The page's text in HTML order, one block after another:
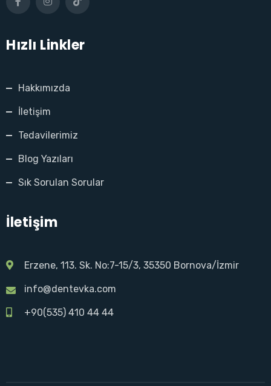
Hızlı Linkler
Hakkımızda
İletişim
Tedavilerimiz
Blog Yazıları
Sık Sorulan Sorular
İletişim
Erzene, 113. Sk. No:7-15/3, 35350 Bornova/İzmir
info@dentevka.com
+90(535) 410 44 44